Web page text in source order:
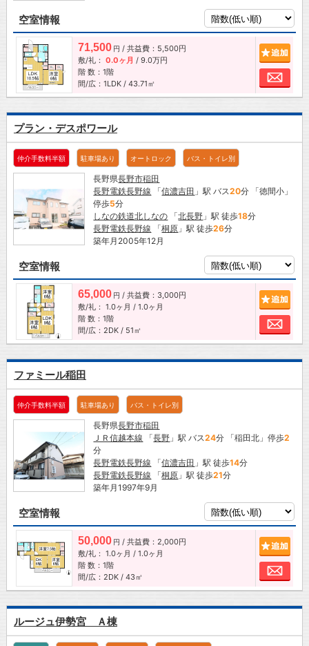
空室情報
71,500 円 / 共益費：5,500円
敷/礼： 0.0ヶ月 / 9.0万円
階 数：1階
間/広：1LDK / 43.71㎡
お
プラン・デスポワール
仲介手数料半額 駐車場あり オートロック バス・トイレ別
長野県長野市稲田
長野電鉄長野線 「信濃吉田 」駅 バス20分 「徳間小」
停歩5分
しなの鉄道北しなの 「北長野 」駅 徒歩18分
長野電鉄長野線 「桐原 」駅 徒歩26分
築年月2005年12月
空室情報
65,000 円 / 共益費：3,000円
敷/礼： 1.0ヶ月 / 1.0ヶ月
階 数：1階
間/広：2DK / 51㎡
お
ファミール稲田
仲介手数料半額 駐車場あり バス・トイレ別
長野県長野市稲田
ＪＲ信越本線 「長野 」駅 バス24分 「稲田北」停歩2
分
長野電鉄長野線 「信濃吉田 」駅 徒歩14分
長野電鉄長野線 「桐原 」駅 徒歩21分
築年月1997年9月
空室情報
50,000 円 / 共益費：2,000円
敷/礼： 1.0ヶ月 / 1.0ヶ月
階 数：1階
間/広：2DK / 43㎡
お
ルージュ伊勢宮 Ａ棟